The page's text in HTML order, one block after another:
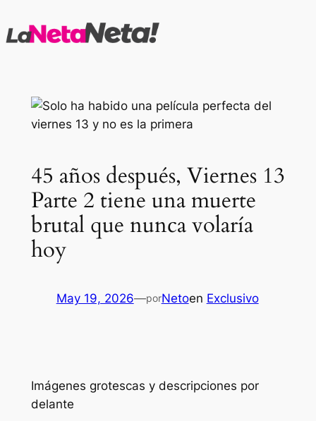
al
45 años después, Viernes 13
Parte 2 tiene una muerte
brutal que nunca volaría
hoy
May 19, 2026—porNetoen Exclusivo
Imágenes grotescas y descripciones por
delante